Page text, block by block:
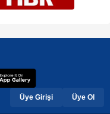
Üye Girişi Üye Ol